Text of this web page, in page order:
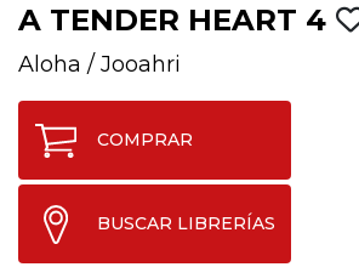
A TENDER HEART 4
Aloha / Jooahri
COMPRAR
BUSCAR LIBRERÍAS